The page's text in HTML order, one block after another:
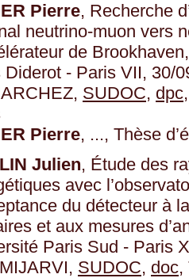
Pierre, Recherche
neutrino-muon vers
de
Diderot - Paris VII, 30/
SUDOC, dpc
Pierre, ..., Thèse
Julien, Étude des
avec
du détecteur à
et aux mesures
Paris Sud - Paris
SUDOC, doc,